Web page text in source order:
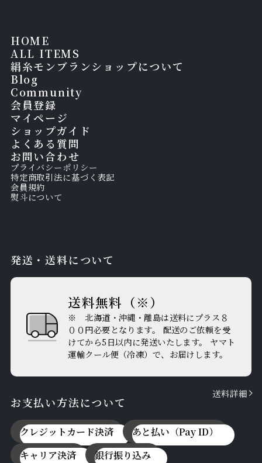
HOME
ALL ITEMS
絹糸モンブランショップについて
Blog
Community
会員登録
マイページ
ショップガイド
よくある質問
お問い合わせ
プライバシーポリシー
特定商取引法に基づく表記
会員規約
熨斗について
発送・送料について
送料無料（※）
※ 北海道・沖縄・離島は送料にプラス８
００円必要となります。 配送のご依頼を受
けてから5日以内に発送いたします。 ヤマト
運輸クール便（冷凍）で、お届けします。
送料詳細
お支払い方法について
クレジットカード決済
あと払い（Pay ID）
キャリア決済
銀行振り込み